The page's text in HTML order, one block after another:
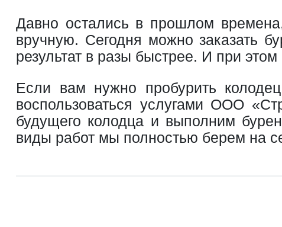
Давно остались в прошлом
вручную. Сегодня можно заказать
результат в разы быстрее. И при этом
Если вам нужно пробурить
воспользоваться услугами ООО
будущего колодца и выполним
виды работ мы полностью берем на